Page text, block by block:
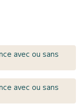
avec ou sans
avec ou sans